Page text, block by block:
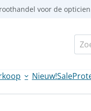
voor de opticien
Nieuw!Sale